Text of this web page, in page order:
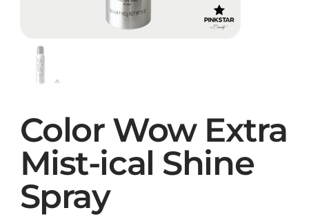
Color Wow Extra
Mist-ical Shine
Spray